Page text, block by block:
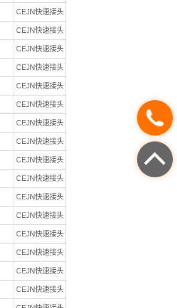
CEJN快速接头
CEJN快速接头
CEJN快速接头
CEJN快速接头
CEJN快速接头
CEJN快速接头
CEJN快速接头
CEJN快速接头
CEJN快速接头
CEJN快速接头
CEJN快速接头
CEJN快速接头
CEJN快速接头
CEJN快速接头
CEJN快速接头
CEJN快速接头